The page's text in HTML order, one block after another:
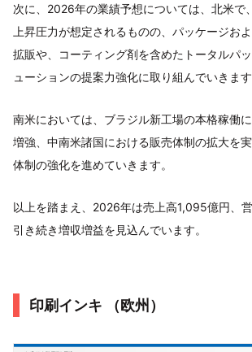
次に、2026年の業績予想については、北米で
上昇圧力が想定されるものの、パッケージお
拡販や、コーティング剤を含めたトータルパ
ューションの提案力強化に取り組んでいきます
南米においては、ブラジル新工場の本格稼働
増強、中南米諸国における販売体制の拡大を
体制の強化を進めていきます。
以上を踏まえ、2026年は売上高1,095億円、
引き続き増収増益を見込んでいます。
印刷インキ （欧州）